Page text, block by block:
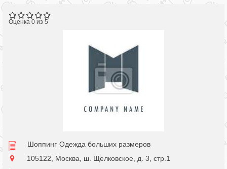
Оценка 0 из 5
Шоппинг Одежда больших размеров
105122, Москва, ш. Щелковское, д. 3, стр.1